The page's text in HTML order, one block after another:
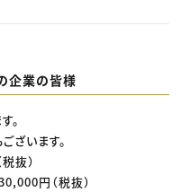
企業の皆様
。
ざいます。
抜）
円（税抜）